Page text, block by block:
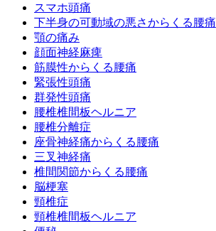
スマホ頭痛
下半身の可動域の悪さからくる腰痛
顎の痛み
顔面神経麻痺
筋膜性からくる腰痛
緊張性頭痛
群発性頭痛
腰椎椎間板ヘルニア
腰椎分離症
座骨神経痛からくる腰痛
三叉神経痛
椎間関節からくる腰痛
脳梗塞
頸椎症
頸椎椎間板ヘルニア